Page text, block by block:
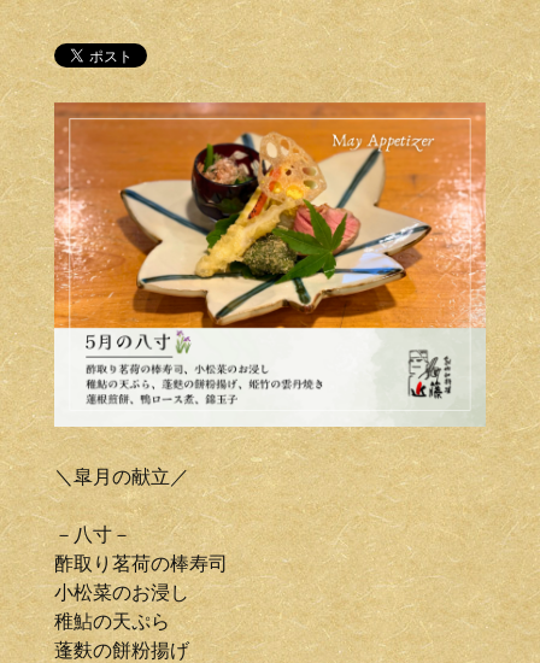
＼皐月の献立／
－八寸－
酢取り茗荷の棒寿司
小松菜のお浸し
稚鮎の天ぷら
蓬麩の餅粉揚げ